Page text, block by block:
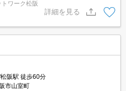
させる効果のあるい草の香りでくつ
ワーク松阪
詳細を見る
阪駅 徒歩60分
市山室町